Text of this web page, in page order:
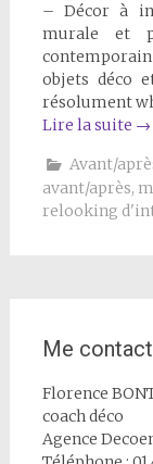
– Décor à
murale et
objets déco
résolument
Lire la suite →
Avant/
avant/après,
relooking
Me
Florence
coach déco
Agence